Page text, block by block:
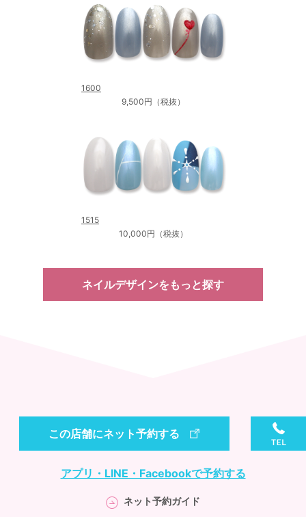
1600
9,500円（税抜）
1515
10,000円（税抜）
ネイルデザインをもっと探す
この店舗にネット予約する
アプリ・LINE・Facebookで予約する
ネット予約ガイド